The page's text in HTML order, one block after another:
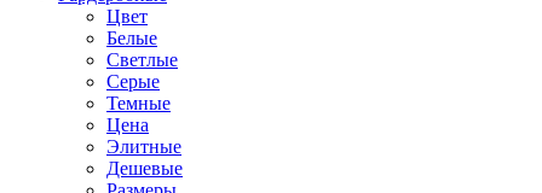
Цвет
Белые
Светлые
Серые
Темные
Цена
Элитные
Дешевые